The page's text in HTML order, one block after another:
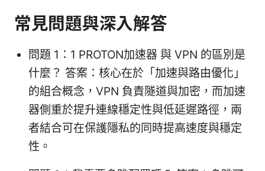
常見問題與深入解答
問題 1：1 PROTON加速器 與 VPN 的區別是
什麼？ 答案：核心在於「加速與路由優化」
的組合概念，VPN 負責隧道與加密，而加速
器側重於提升連線穩定性與低延遲路徑，兩
者結合可在保護隱私的同時提高速度與穩定
性。